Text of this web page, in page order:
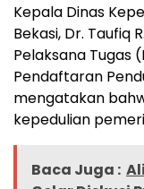
Kepala Dinas
Bekasi, Dr. Taufiq
Pelaksana Tugas
Pendaftaran
mengatakan
kepedulian
Baca Juga :